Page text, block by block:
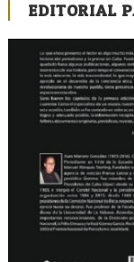
EDITORIAL